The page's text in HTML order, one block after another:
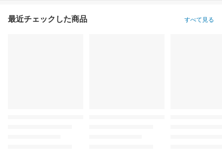
最近チェックした商品 すべて見る